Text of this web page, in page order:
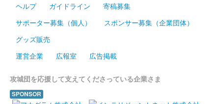
和歌山城 御城印
陣記念版（黄色）
販売終了
なんで、蛸のスタンプを押印した御城印。70枚限定。
ヘルプ
ガイドライン
寄稿募集
サポーター募集（個人）
スポンサー募集（企業団体）
グッズ販売
運営企業
広報室 広告掲載
攻城団を応援して支えてくださっている企業さま
SPONSOR